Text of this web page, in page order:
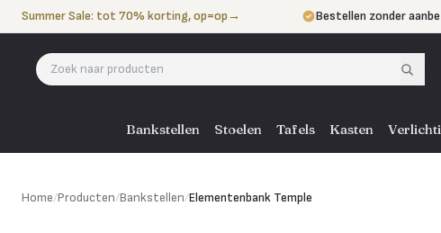
Naar de inhoud
Summer Sale: tot 70% korting, op=op→ Bestellen zonder
Eigen bezorgdienst
Bankstellen Stoelen Tafels Kasten
Home/Producten/Bankstellen/Elementenbank Temple